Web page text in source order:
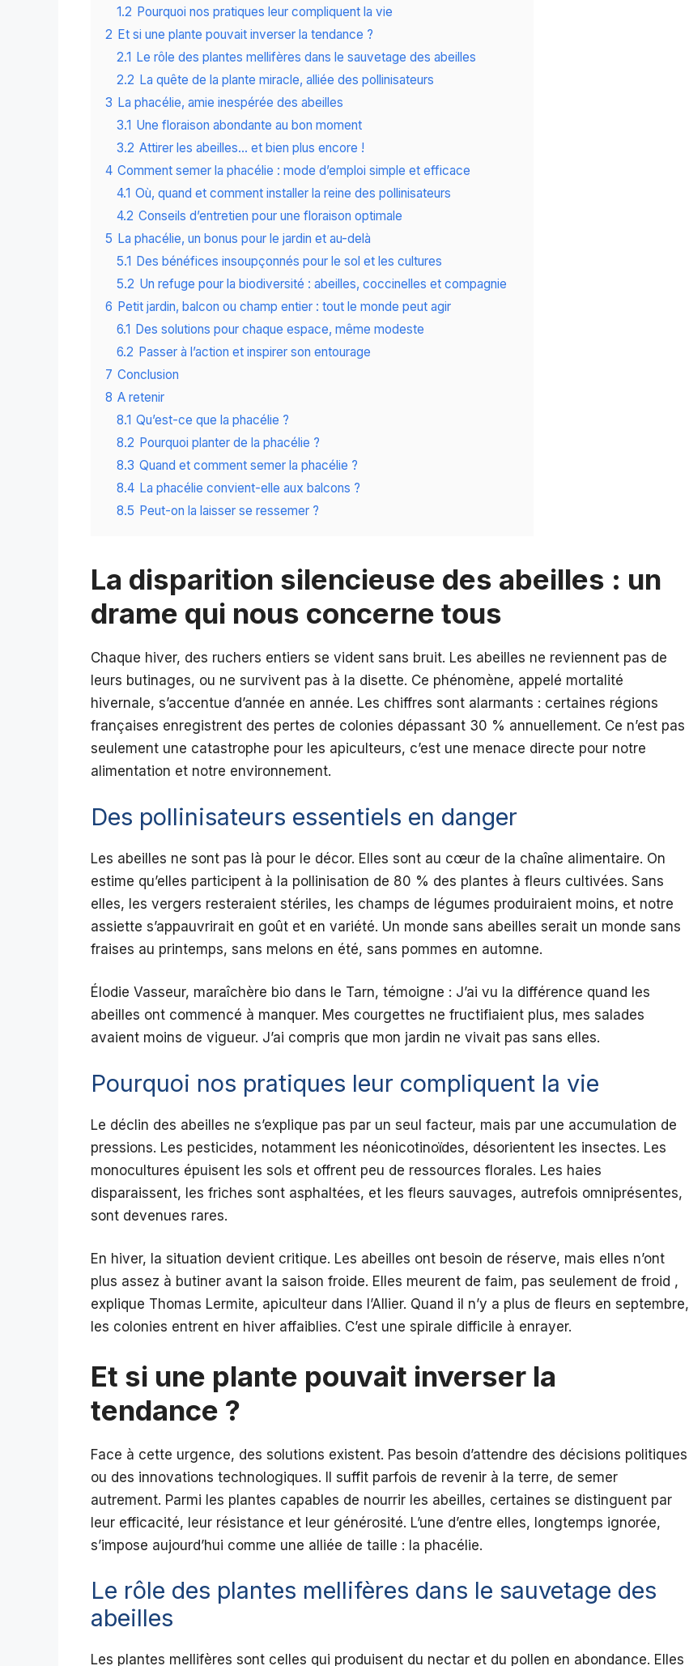
1.2 Pourquoi nos pratiques leur compliquent la vie
2 Et si une plante pouvait inverser la tendance ?
2.1 Le rôle des plantes mellifères dans le sauvetage des abeilles
2.2 La quête de la plante miracle, alliée des pollinisateurs
3 La phacélie, amie inespérée des abeilles
3.1 Une floraison abondante au bon moment
3.2 Attirer les abeilles… et bien plus encore !
4 Comment semer la phacélie : mode d’emploi simple et efficace
4.1 Où, quand et comment installer la reine des pollinisateurs
4.2 Conseils d’entretien pour une floraison optimale
5 La phacélie, un bonus pour le jardin et au-delà
5.1 Des bénéfices insoupçonnés pour le sol et les cultures
5.2 Un refuge pour la biodiversité : abeilles, coccinelles et compagnie
6 Petit jardin, balcon ou champ entier : tout le monde peut agir
6.1 Des solutions pour chaque espace, même modeste
6.2 Passer à l’action et inspirer son entourage
7 Conclusion
8 A retenir
8.1 Qu’est-ce que la phacélie ?
8.2 Pourquoi planter de la phacélie ?
8.3 Quand et comment semer la phacélie ?
8.4 La phacélie convient-elle aux balcons ?
8.5 Peut-on la laisser se ressemer ?
La disparition silencieuse des abeilles : un
drame qui nous concerne tous
Chaque hiver, des ruchers entiers se vident sans bruit. Les abeilles ne reviennent pas de
leurs butinages, ou ne survivent pas à la disette. Ce phénomène, appelé mortalité
hivernale, s’accentue d’année en année. Les chiffres sont alarmants : certaines régions
françaises enregistrent des pertes de colonies dépassant 30 % annuellement. Ce n’est pas
seulement une catastrophe pour les apiculteurs, c’est une menace directe pour notre
alimentation et notre environnement.
Des pollinisateurs essentiels en danger
Les abeilles ne sont pas là pour le décor. Elles sont au cœur de la chaîne alimentaire. On
estime qu’elles participent à la pollinisation de 80 % des plantes à fleurs cultivées. Sans
elles, les vergers resteraient stériles, les champs de légumes produiraient moins, et notre
assiette s’appauvrirait en goût et en variété. Un monde sans abeilles serait un monde sans
fraises au printemps, sans melons en été, sans pommes en automne.
Élodie Vasseur, maraîchère bio dans le Tarn, témoigne : J’ai vu la différence quand les
abeilles ont commencé à manquer. Mes courgettes ne fructifiaient plus, mes salades
avaient moins de vigueur. J’ai compris que mon jardin ne vivait pas sans elles.
Pourquoi nos pratiques leur compliquent la vie
Le déclin des abeilles ne s’explique pas par un seul facteur, mais par une accumulation de
pressions. Les pesticides, notamment les néonicotinoïdes, désorientent les insectes. Les
monocultures épuisent les sols et offrent peu de ressources florales. Les haies
disparaissent, les friches sont asphaltées, et les fleurs sauvages, autrefois omniprésentes,
sont devenues rares.
En hiver, la situation devient critique. Les abeilles ont besoin de réserve, mais elles n’ont
plus assez à butiner avant la saison froide. Elles meurent de faim, pas seulement de froid ,
explique Thomas Lermite, apiculteur dans l’Allier. Quand il n’y a plus de fleurs en septembre,
les colonies entrent en hiver affaiblies. C’est une spirale difficile à enrayer.
Et si une plante pouvait inverser la
tendance ?
Face à cette urgence, des solutions existent. Pas besoin d’attendre des décisions politiques
ou des innovations technologiques. Il suffit parfois de revenir à la terre, de semer
autrement. Parmi les plantes capables de nourrir les abeilles, certaines se distinguent par
leur efficacité, leur résistance et leur générosité. L’une d’entre elles, longtemps ignorée,
s’impose aujourd’hui comme une alliée de taille : la phacélie.
Le rôle des plantes mellifères dans le sauvetage des
abeilles
Les plantes mellifères sont celles qui produisent du nectar et du pollen en abondance. Elles